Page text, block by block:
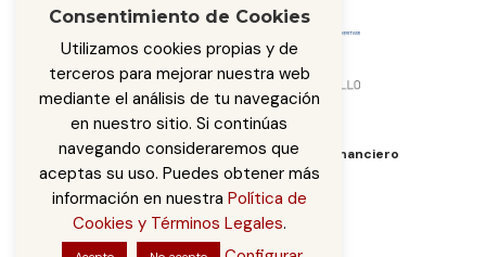
Órgano de administración del fondo financiero
Consentimiento de Cookies
Utilizamos cookies propias y de
terceros para mejorar nuestra web
mediante el análisis de tu navegación
en nuestro sitio. Si continúas
navegando consideraremos que
aceptas su uso. Puedes obtener más
información en nuestra Política de
Cookies y Términos Legales.